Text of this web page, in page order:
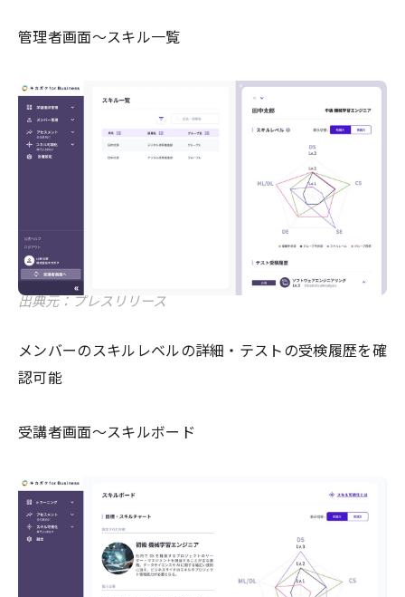
管理者画面〜スキル一覧
出典元：プレスリリース
メンバーのスキルレベルの詳細・テストの受検履歴を確
認可能
受講者画面〜スキルボード